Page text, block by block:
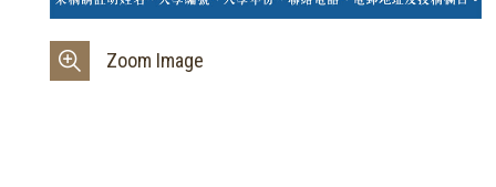
Zoom Image